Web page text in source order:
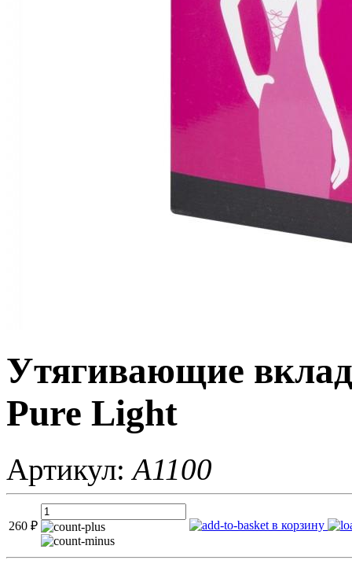
Утягивающие
Pure Light
Артикул:A1100
260 ₽ в корзину